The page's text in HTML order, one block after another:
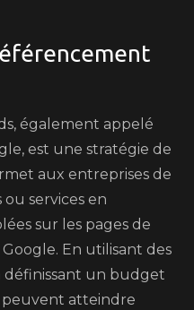
également appelé
est une stratégie de
aux entreprises de
services en
sur les pages de
En utilisant des
définissant un budget
peuvent atteindre